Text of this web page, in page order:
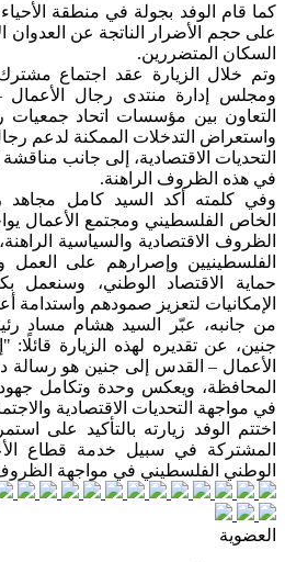
كما قام الوفد بجولة في منطقة
على حجم الأضرار الناتجة عن
السكان المتضررين.
وتم خلال الزيارة عقد اجتماع
ومجلس إدارة منتدى رجال
التعاون بين مؤسسات اتحاد جمعيات
واستعراض التدخلات الممكنة لدعم
التحديات الاقتصادية، إلى جانب
في هذه الظروف الراهنة.
وفي كلمته أكد السيد كامل مجاهد
الخاص الفلسطيني ومجتمع الأعمال
الظروف الاقتصادية والسياسية
الفلسطينيين وإصرارهم على
حماية الاقتصاد الوطني،
الإمكانيات لتعزيز صمودهم واستدامة
من جانبه، عبّر السيد هشام مساد
جنين، عن تقديره لهذه الزيارة
الأعمال – القدس إلى جنين هو رسالة
المحافظة، ويعكس وحدة وتكامل
في مواجهة التحديات الاقتصادية
اختتم الوفد زيارته بالتأكيد على
المشتركة في سبيل خدمة قطاع
الوطني الفلسطيني في مواجهة
العضوية